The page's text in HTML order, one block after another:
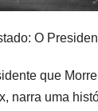
O
que
narra uma